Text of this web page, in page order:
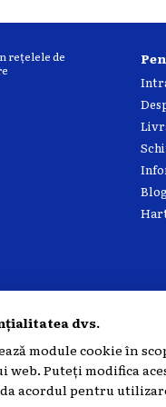
rețelele de
dvs.
module cookie în
web. Puteți modifica
da acordul pentru